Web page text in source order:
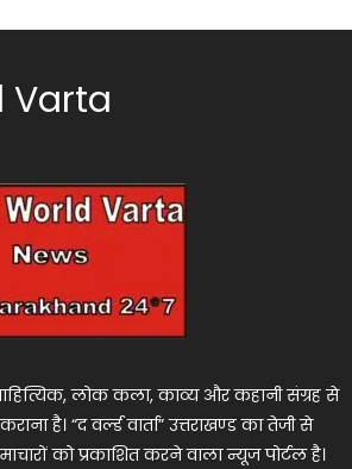
Varta
लोक कला, काव्य और कहानी संग्रह से
है। “द वर्ल्ड वार्ता” उत्तराखण्ड का तेजी से
को प्रकाशित करने वाला न्यूज पोर्टल है।